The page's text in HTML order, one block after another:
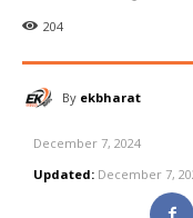
204
By ekbharat
December 7, 2024
Updated: December 7,